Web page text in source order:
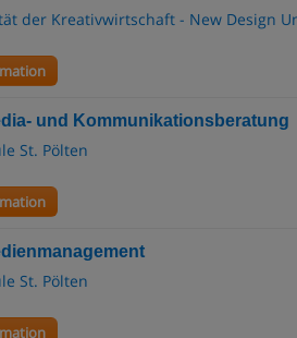
der Kreativwirtschaft - New Design
und Kommunikationsberatung
St. Pölten
St. Pölten